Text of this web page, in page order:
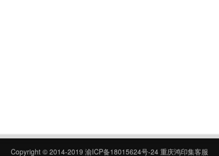
Copyright © 2014-2019 渝ICP备18015624号-24 重庆鸿印集客服